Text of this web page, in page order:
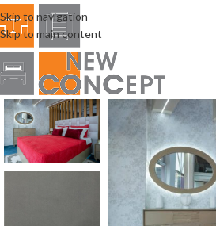
Skip to navigation
Skip to main content